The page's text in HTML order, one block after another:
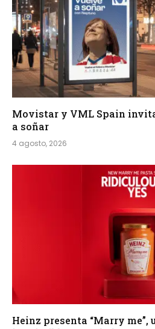
Movistar y VML Spain
a soñar
4 agosto, 2026
Heinz presenta “Marry me”,